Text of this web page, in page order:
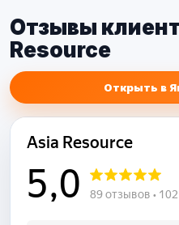
Отзывы
Resource
Открыть в